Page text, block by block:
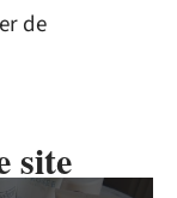
de
site